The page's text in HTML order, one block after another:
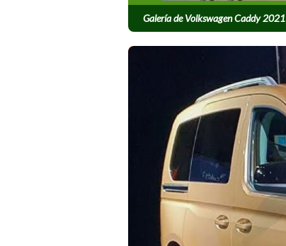
Galería de Volkswagen Caddy 2021